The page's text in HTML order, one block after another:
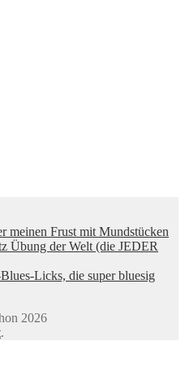
meinen Frust mit Mundstücken
Übung der Welt (die JEDER
Licks, die super bluesig
2026
.